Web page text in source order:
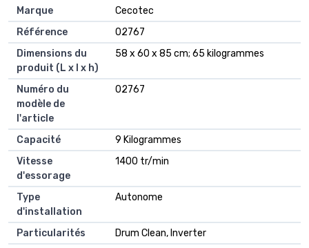
Marque
‎Cecotec
Référence
‎02767
Dimensions du
produit (L x l x h)
‎58 x 60 x 85 cm; 65 kilogrammes
Numéro du
modèle de
l'article
‎02767
Capacité
‎9 Kilogrammes
Vitesse
d'essorage
‎1400 tr/min
Type
d'installation
‎Autonome
Particularités
‎Drum Clean, Inverter